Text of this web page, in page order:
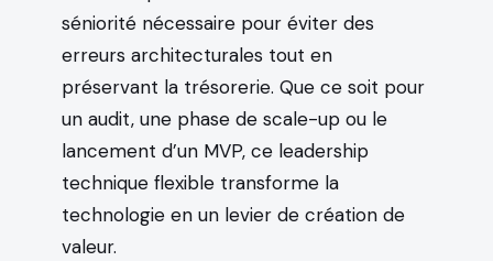
séniorité nécessaire pour éviter des
erreurs architecturales tout en
préservant la trésorerie. Que ce soit pour
un audit, une phase de scale-up ou le
lancement d’un MVP, ce leadership
technique flexible transforme la
technologie en un levier de création de
valeur.